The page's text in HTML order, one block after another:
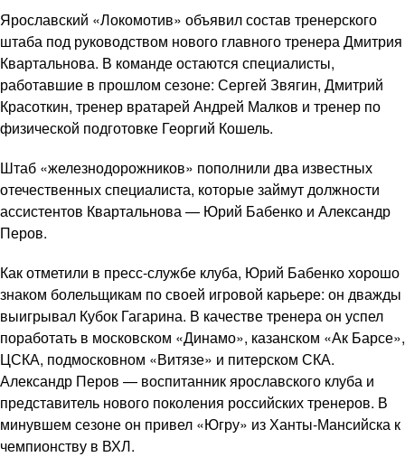
Ярославский «Локомотив» объявил состав тренерского
штаба под руководством нового главного тренера Дмитрия
Квартальнова. В команде остаются специалисты,
работавшие в прошлом сезоне: Сергей Звягин, Дмитрий
Красоткин, тренер вратарей Андрей Малков и тренер по
физической подготовке Георгий Кошель.
Штаб «железнодорожников» пополнили два известных
отечественных специалиста, которые займут должности
ассистентов Квартальнова — Юрий Бабенко и Александр
Перов.
Как отметили в пресс-службе клуба, Юрий Бабенко хорошо
знаком болельщикам по своей игровой карьере: он дважды
выигрывал Кубок Гагарина. В качестве тренера он успел
поработать в московском «Динамо», казанском «Ак Барсе»,
ЦСКА, подмосковном «Витязе» и питерском СКА.
Александр Перов — воспитанник ярославского клуба и
представитель нового поколения российских тренеров. В
минувшем сезоне он привел «Югру» из Ханты-Мансийска к
чемпионству в ВХЛ.